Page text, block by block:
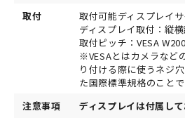
取付
取付可能ディスプレイ
ディスプレイ取付：縦
取付ピッチ：VESA
※VESAとはカメラなど
り付ける際に使うネジ
た国際標準規格のことで
注意事項
ディスプレイは付属して